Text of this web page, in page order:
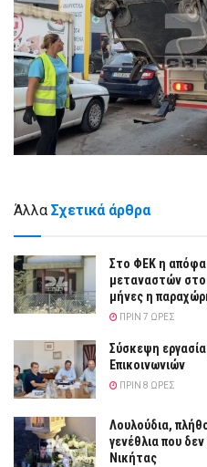
Άλλα Σχετικά άρθρα
Στο ΦΕΚ η
μεταναστών
μήνες η
ΠΡΙΝ 7 ΏΡΕΣ
Σύσκεψη
Επικοινωνιών
ΠΡΙΝ 8 ΏΡΕΣ
Λουλούδια,
γενέθλια που
Νικήτας